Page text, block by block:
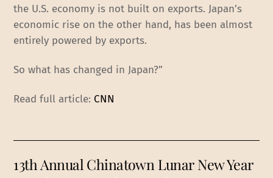
the U.S. economy is not built on exports. Japan’s
economic rise on the other hand, has been almost
entirely powered by exports.
So what has changed in Japan?”
Read full article: CNN
13th Annual Chinatown Lunar New Year